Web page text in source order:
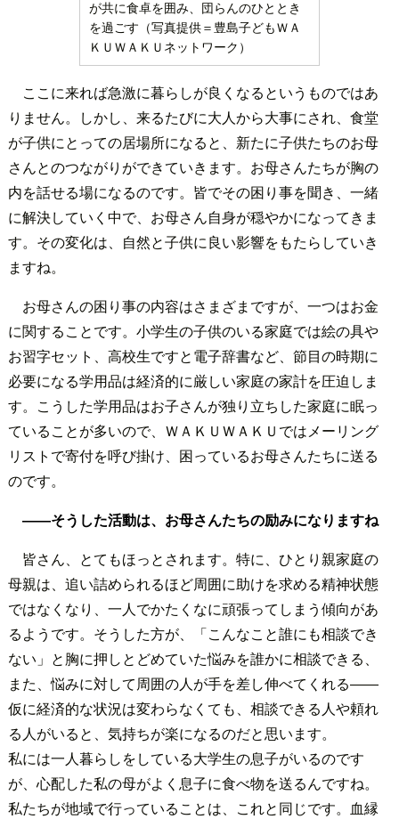
が共に食卓を囲み、団らんのひととき
を過ごす（写真提供＝豊島子どもＷＡ
ＫＵＷＡＫＵネットワーク）
ここに来れば急激に暮らしが良くなるというものではあ
りません。しかし、来るたびに大人から大事にされ、食堂
が子供にとっての居場所になると、新たに子供たちのお母
さんとのつながりができていきます。お母さんたちが胸の
内を話せる場になるのです。皆でその困り事を聞き、一緒
に解決していく中で、お母さん自身が穏やかになってきま
す。その変化は、自然と子供に良い影響をもたらしていき
ますね。
お母さんの困り事の内容はさまざまですが、一つはお金
に関することです。小学生の子供のいる家庭では絵の具や
お習字セット、高校生ですと電子辞書など、節目の時期に
必要になる学用品は経済的に厳しい家庭の家計を圧迫しま
す。こうした学用品はお子さんが独り立ちした家庭に眠っ
ていることが多いので、ＷＡＫＵＷＡＫＵではメーリング
リストで寄付を呼び掛け、困っているお母さんたちに送る
のです。
――そうした活動は、お母さんたちの励みになりますね
皆さん、とてもほっとされます。特に、ひとり親家庭の
母親は、追い詰められるほど周囲に助けを求める精神状態
ではなくなり、一人でかたくなに頑張ってしまう傾向があ
るようです。そうした方が、「こんなこと誰にも相談でき
ない」と胸に押しとどめていた悩みを誰かに相談できる、
また、悩みに対して周囲の人が手を差し伸べてくれる――
仮に経済的な状況は変わらなくても、相談できる人や頼れ
る人がいると、気持ちが楽になるのだと思います。
私には一人暮らしをしている大学生の息子がいるのです
が、心配した私の母がよく息子に食べ物を送るんですね。
私たちが地域で行っていることは、これと同じです。血縁